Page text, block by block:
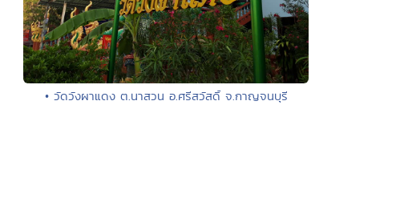
• วัดวังผาแดง ต.นาสวน อ.ศรีสวัสดิ์ จ.กาญจนบุรี